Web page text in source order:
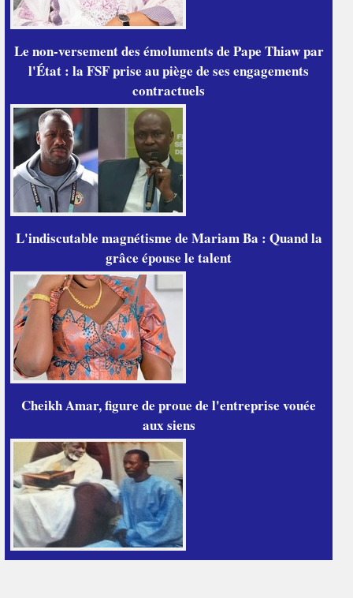
Le non-versement des émoluments de Pape Thiaw par
l'État : la FSF prise au piège de ses engagements
contractuels
L'indiscutable magnétisme de Mariam Ba : Quand la
grâce épouse le talent
Cheikh Amar, figure de proue de l'entreprise vouée
aux siens